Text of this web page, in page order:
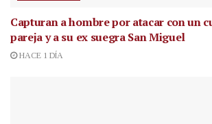
Capturan a hombre por atacar con un
pareja y a su ex suegra San Miguel
HACE 1 DÍA